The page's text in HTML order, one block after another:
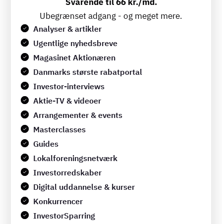
Ubegrænset adgang - og meget mere.
Analyser & artikler
Ugentlige nyhedsbreve
Magasinet Aktionæren
Danmarks største rabatportal
Investor-interviews
Aktie-TV & videoer
Arrangementer & events
Masterclasses
Guides
Lokalforeningsnetværk
Investorredskaber
Digital uddannelse & kurser
Konkurrencer
InvestorSparring